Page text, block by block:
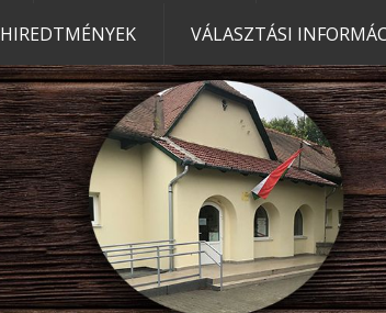
HIREDTMÉNYEK VÁLASZTÁSI